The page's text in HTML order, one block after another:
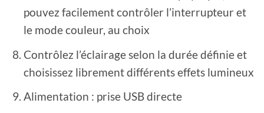
pouvez facilement contrôler l’interrupteur et
le mode couleur, au choix
Contrôlez l’éclairage selon la durée définie et
choisissez librement différents effets lumineux
Alimentation : prise USB directe